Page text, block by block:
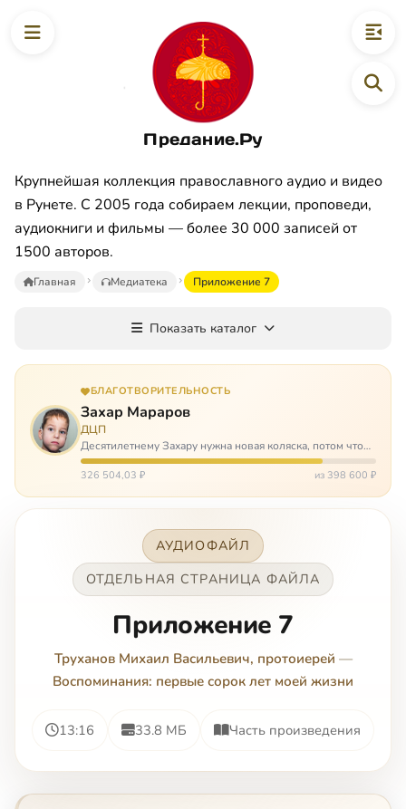
Предание.Ру
Крупнейшая коллекция православного аудио и видео
в Рунете. С 2005 года собираем лекции, проповеди,
аудиокниги и фильмы — более 30 000 записей от
1500 авторов.
Главная Медиатека Приложение 7
Показать каталог
БЛАГОТВОРИТЕЛЬНОСТЬ
Захар Мараров
ДЦП
Десятилетнему Захару нужна новая коляска, потом что
старая сломалась. А без коляски он не сможет не только
просто выходить из дома, но и продолжать лечение в
326 504,03 ₽ из 398 600 ₽
АУДИОФАЙЛ
ОТДЕЛЬНАЯ СТРАНИЦА ФАЙЛА
Приложение 7
Труханов Михаил Васильевич, протоиерей —
Воспоминания: первые сорок лет моей жизни
13:16 33.8 МБ Часть произведения